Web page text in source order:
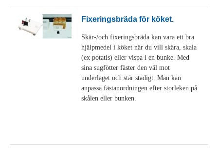
Fixeringsbräda för köket.
Skär-/och fixeringsbräda kan vara ett bra
hjälpmedel i köket när du vill skära, skala
(ex potatis) eller vispa i en bunke. Med
sina sugfötter fäster den väl mot
underlaget och står stadigt. Man kan
anpassa fästanordningen efter storleken på
skålen eller bunken.